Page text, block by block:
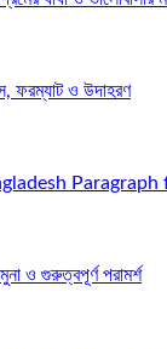
ফরম্যাট ও উদাহরণ
ও গুরুত্বপূর্ণ পরামর্শ